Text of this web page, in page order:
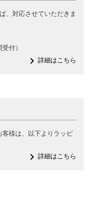
、対応させていただきま
付）
navigate_next詳細はこちら
様は、以下よりラッピ
navigate_next詳細はこちら